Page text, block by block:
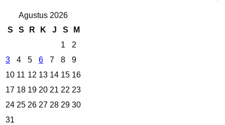
Agustus 2026
S
S R K J S
M
1
2
3
4 5 6 7 8
9
10 11 12 13 14 15 16
17 18 19 20 21 22 23
24 25 26 27 28 29 30
31